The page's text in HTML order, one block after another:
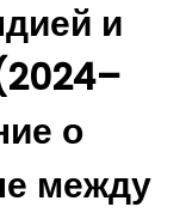
и
о
между